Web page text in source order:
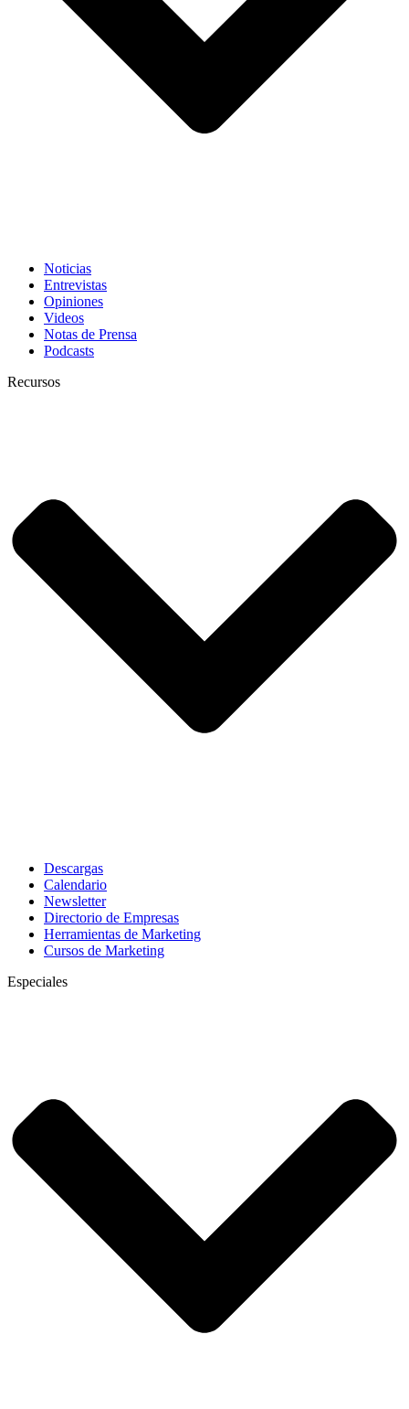
Noticias
Entrevistas
Opiniones
Videos
Notas de Prensa
Podcasts
Recursos
Descargas
Calendario
Newsletter
Directorio de Empresas
Herramientas de Marketing
Cursos de Marketing
Especiales